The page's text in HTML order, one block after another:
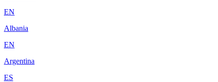
EN
Albania
EN
Argentina
ES